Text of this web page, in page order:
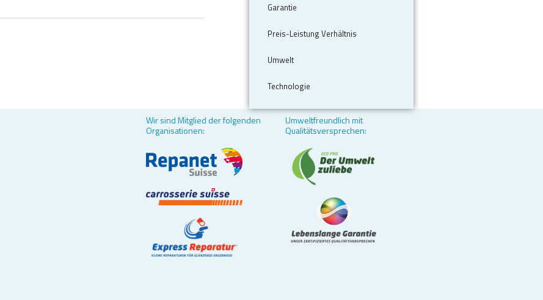
Garantie
Preis-Leistung Verhältnis
Umwelt
Technologie
Wir sind Mitglied der folgenden
Organisationen:
Umweltfreundlich mit
Qualitätsversprechen: